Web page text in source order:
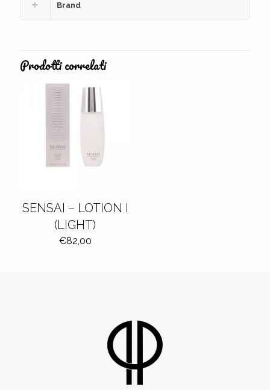
Brand
Prodotti correlati
SENSAI – LOTION I
(LIGHT)
€82,00